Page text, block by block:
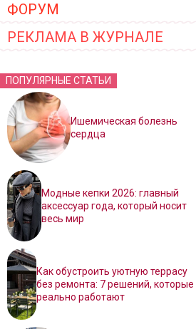
ФОРУМ
РЕКЛАМА В ЖУРНАЛЕ
ПОПУЛЯРНЫЕ СТАТЬИ
Ишемическая болезнь
сердца
Модные кепки 2026: главный
аксессуар года, который носит
весь мир
Как обустроить уютную террасу
без ремонта: 7 решений, которые
реально работают